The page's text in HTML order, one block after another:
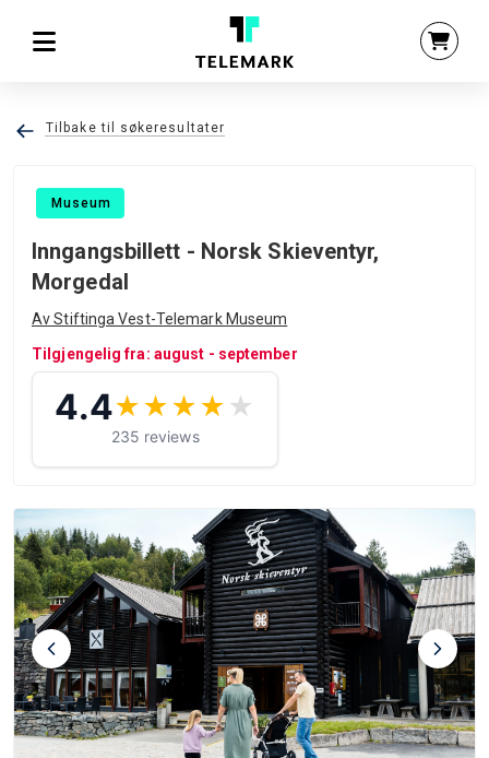
Tilbake til søkeresultater
Museum
Inngangsbillett - Norsk Skieventyr,
Morgedal
Av Stiftinga Vest-Telemark Museum
Tilgjengelig fra: august - september